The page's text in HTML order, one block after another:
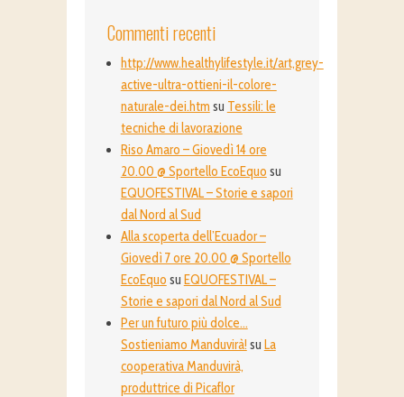
Commenti recenti
http://www.healthylifestyle.it/art,grey-
active-ultra-ottieni-il-colore-
naturale-dei.htm su Tessili: le
tecniche di lavorazione
Riso Amaro – Giovedì 14 ore
20.00 @ Sportello EcoEquo su
EQUOFESTIVAL – Storie e sapori
dal Nord al Sud
Alla scoperta dell’Ecuador –
Giovedì 7 ore 20.00 @ Sportello
EcoEquo su EQUOFESTIVAL –
Storie e sapori dal Nord al Sud
Per un futuro più dolce…
Sostieniamo Manduvirà! su La
cooperativa Manduvirà,
produttrice di Picaflor